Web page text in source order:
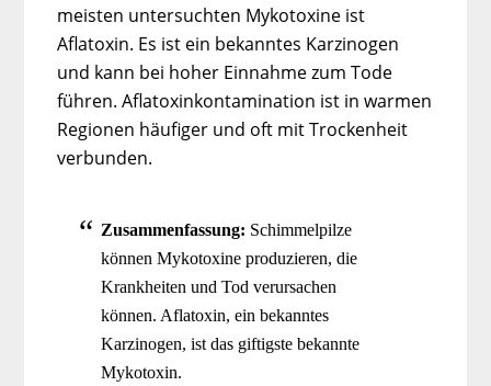
meisten untersuchten Mykotoxine ist
Aflatoxin. Es ist ein bekanntes Karzinogen
und kann bei hoher Einnahme zum Tode
führen. Aflatoxinkontamination ist in warmen
Regionen häufiger und oft mit Trockenheit
verbunden.
Zusammenfassung: Schimmelpilze
können Mykotoxine produzieren, die
Krankheiten und Tod verursachen
können. Aflatoxin, ein bekanntes
Karzinogen, ist das giftigste bekannte
Mykotoxin.